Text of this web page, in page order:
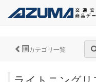
カテゴリ一覧